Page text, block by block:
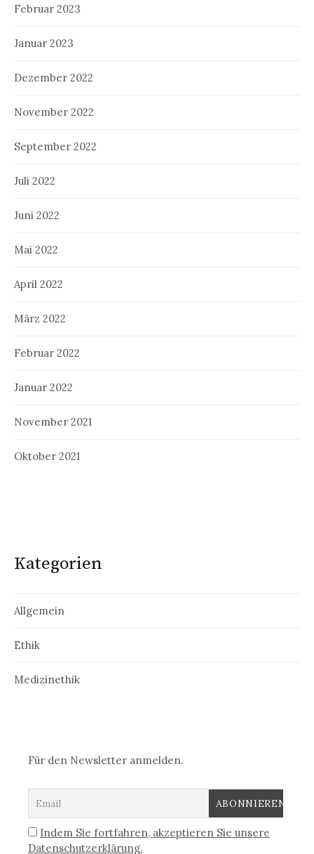
Februar 2023
Januar 2023
Dezember 2022
November 2022
September 2022
Juli 2022
Juni 2022
Mai 2022
April 2022
März 2022
Februar 2022
Januar 2022
November 2021
Oktober 2021
Kategorien
Allgemein
Ethik
Medizinethik
Für den Newsletter anmelden.
Indem Sie fortfahren, akzeptieren Sie unsere
Datenschutzerklärung.